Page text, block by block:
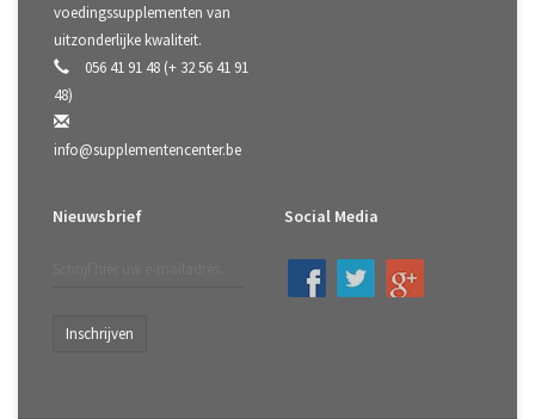
voedingssupplementen van
uitzonderlijke kwaliteit.
056 41 91 48 (+ 32 56 41 91
48)
info@supplementencenter.be
Nieuwsbrief
Inschrijven
Social Media